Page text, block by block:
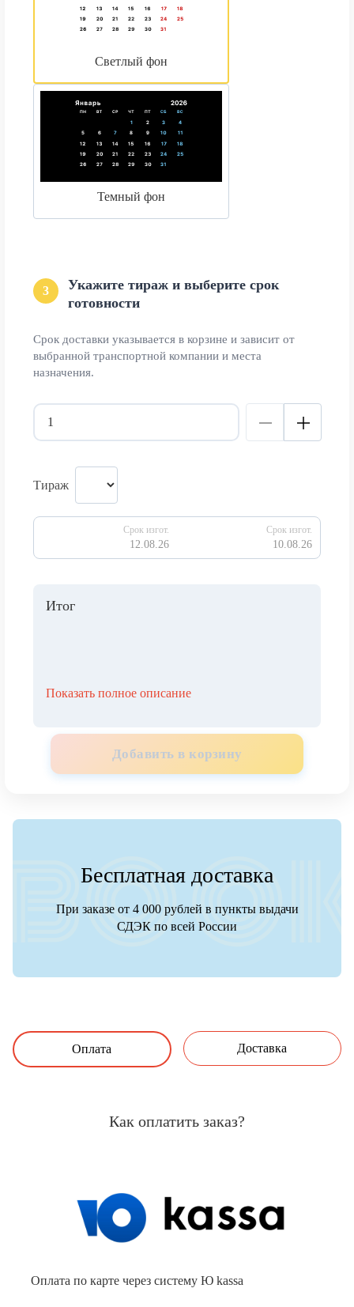
Светлый фон
Темный фон
3
Укажите тираж и выберите срок
готовности
Срок доставки указывается в корзине и зависит от
выбранной транспортной компании и места
назначения.
Тираж
Срок изгот.
12.08.26
Срок изгот.
10.08.26
Итог
Показать полное описание
Добавить в корзину
Бесплатная доставка
При заказе от 4 000 рублей в пункты выдачи
СДЭК по всей России
Оплата Доставка
Как оплатить заказ?
Оплата по карте через систему Ю kassa